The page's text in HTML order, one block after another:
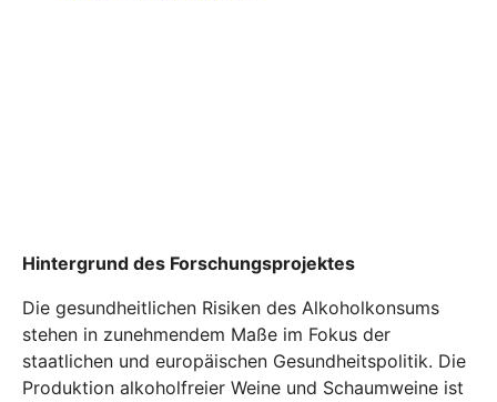
Hintergrund des Forschungsprojektes
Die gesundheitlichen Risiken des Alkoholkonsums
stehen in zunehmendem Maße im Fokus der
staatlichen und europäischen Gesundheitspolitik. Die
Produktion alkoholfreier Weine und Schaumweine ist